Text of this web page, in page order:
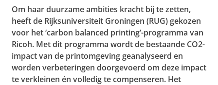
Om haar duurzame ambities kracht bij te zetten,
heeft de Rijksuniversiteit Groningen (RUG) gekozen
voor het ‘carbon balanced printing’-programma van
Ricoh. Met dit programma wordt de bestaande CO2-
impact van de printomgeving geanalyseerd en
worden verbeteringen doorgevoerd om deze impact
teverkleinen én volledig te compenseren. Het